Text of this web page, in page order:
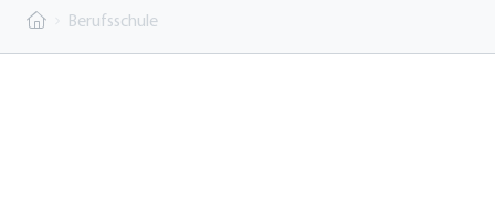
Berufsschule